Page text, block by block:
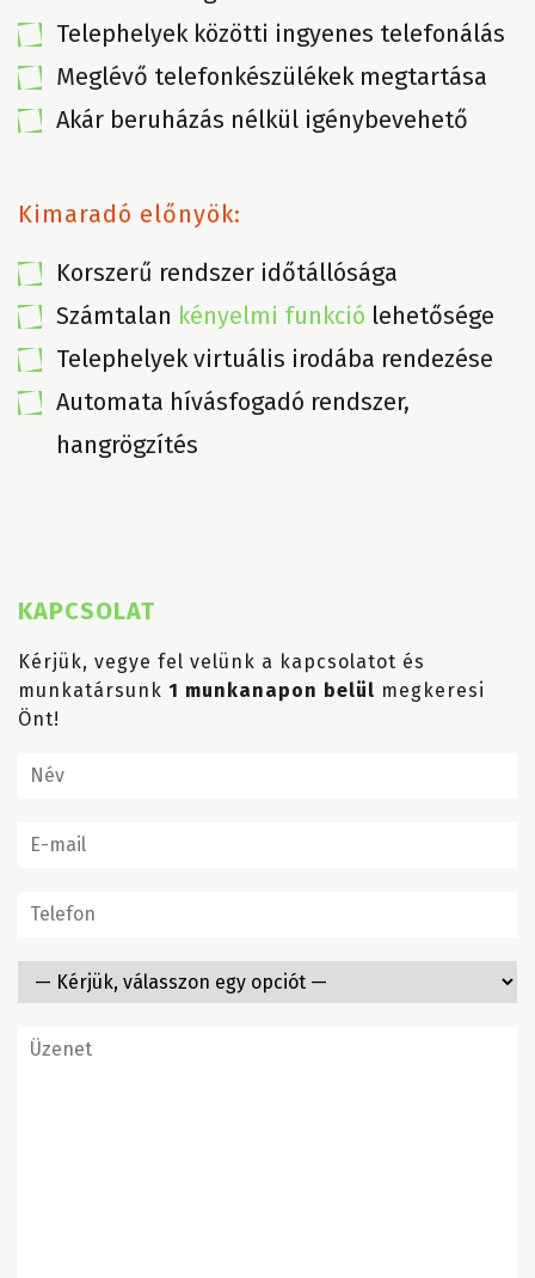
Telephelyek közötti ingyenes telefonálás
Meglévő telefonkészülékek megtartása
Akár beruházás nélkül igénybevehető
Kimaradó előnyök:
Korszerű rendszer időtállósága
Számtalan kényelmi funkció lehetősége
Telephelyek virtuális irodába rendezése
Automata hívásfogadó rendszer,
hangrögzítés
KAPCSOLAT
Kérjük, vegye fel velünk a kapcsolatot és
munkatársunk 1 munkanapon belül megkeresi
Önt!
Név
E-mail
telefon
rolldown
Üzenet